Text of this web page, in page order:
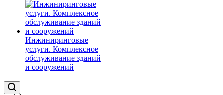
Инжиниринговые
услуги. Комплексное
обслуживание зданий
и сооружений